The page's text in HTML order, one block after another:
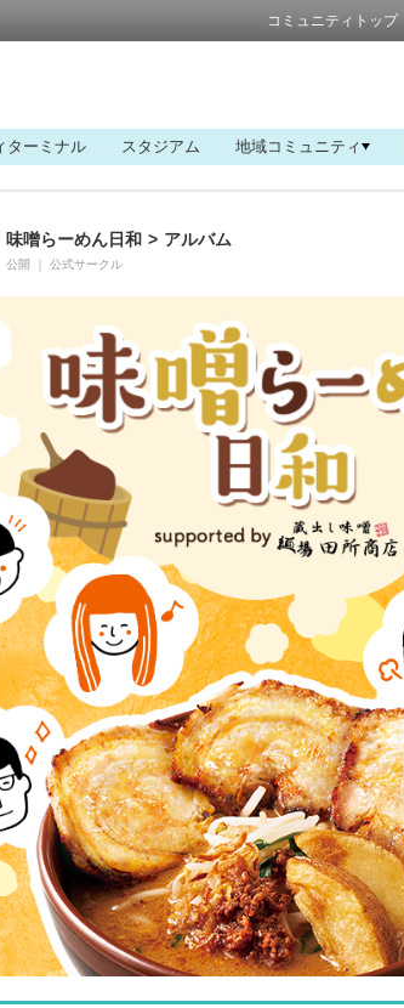
コミュニティトップ
ターミナル スタジアム 地域コミュニティ
味噌らーめん日和 > アルバム
公開 公式サークル